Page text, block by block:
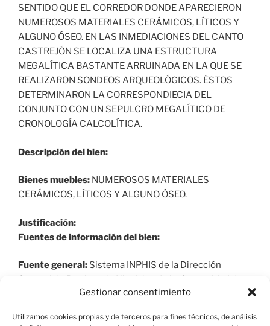
Gestionar consentimiento
Utilizamos cookies propias y de terceros para fines técnicos, de análisis
SENTIDO QUE EL CORREDOR DONDE APARECIERON
NUMEROSOS MATERIALES CERÁMICOS, LÍTICOS Y
ALGUNO ÓSEO. EN LAS INMEDIACIONES DEL CANTO
CASTREJÓN SE LOCALIZA UNA ESTRUCTURA
MEGALÍTICA BASTANTE ARRUINADA EN LA QUE SE
REALIZARON SONDEOS ARQUEOLÓGICOS. ÉSTOS
DETERMINARON LA CORRESPONDIECIA DEL
CONJUNTO CON UN SEPULCRO MEGALÍTICO DE
CRONOLOGÍA CALCOLÍTICA.
Descripción del bien:
Bienes muebles: NUMEROSOS MATERIALES
CERÁMICOS, LÍTICOS Y ALGUNO ÓSEO.
Justificación:
Fuentes de información del bien:
Fuente general: Sistema INPHIS de la Dirección
General de Patrimonio Histórico de la Comunidad de
Madrid y elaboración propia.